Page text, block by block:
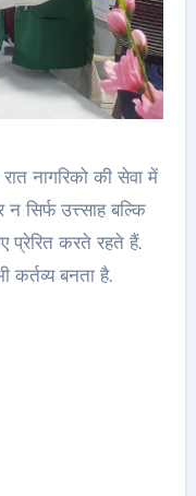
नागरिको की सेवा में
सिर्फ उत्त्साह बल्कि
प्रेरित करते रहते हैं.
कर्तव्य बनता है.